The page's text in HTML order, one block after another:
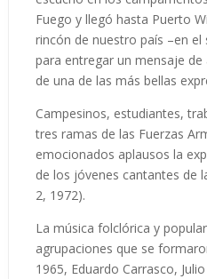
Fuego y llegó hasta Puerto
rincón de nuestro país –en el
para entregar un mensaje
de una de las más bellas
Campesinos, estudiantes,
tres ramas de las Fuerzas
emocionados aplausos la
de los jóvenes cantantes de
2, 1972).
La música folclórica y
agrupaciones que se
1965, Eduardo Carrasco,